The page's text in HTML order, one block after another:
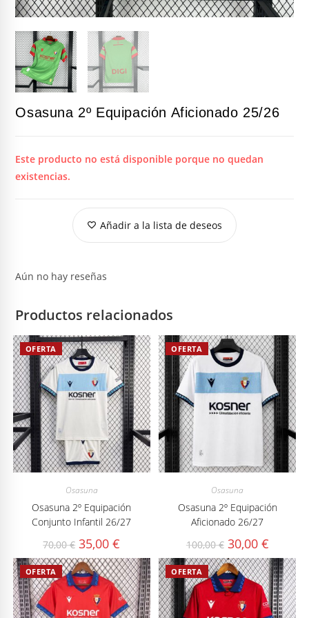
Osasuna 2º Equipación Aficionado 25/26
Este producto no está disponible porque no quedan
existencias.
Añadir a la lista de deseos
Aún no hay reseñas
Productos relacionados
OFERTA
Osasuna
Osasuna 2º Equipación
Conjunto Infantil 26/27
70,00€ El
precio
original
era:
70,00 €.
35,00€
actual
es:
35,00 €.
OFERTA
Osasuna
Osasuna 2º Equipación
Aficionado 26/27
100,00€ El
precio
original
era:
100,00 €.
30,00 €El
precio
actual
es:
30,00 €.
OFERTA OFERTA